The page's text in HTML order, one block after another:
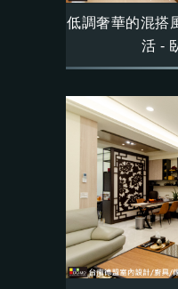
低調奢華的混搭
活 -